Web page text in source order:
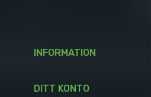
INFORMATION
DITT KONTO